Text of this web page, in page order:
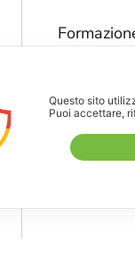
Scopri di
Questo sito
Puoi accettare,